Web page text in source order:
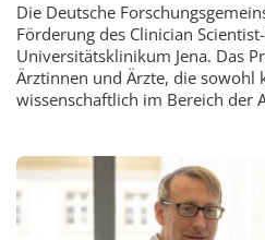
Die Deutsche
Förderung des Clinician
Universitätsklinikum Jena. Das
Ärztinnen und Ärzte, die sowohl
wissenschaftlich im Bereich der